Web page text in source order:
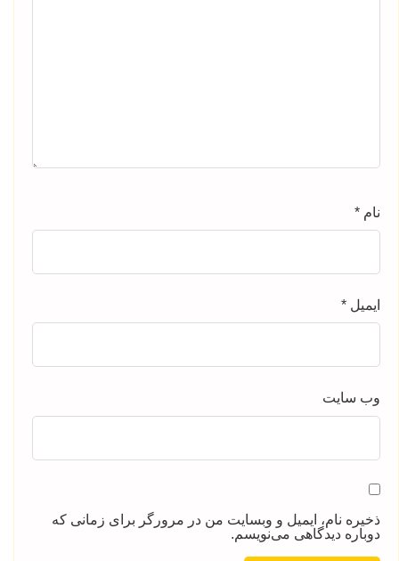
نام *
ایمیل *
وب‌ سایت
ذخیره نام، ایمیل و وبسایت من در مرورگر برای زمانی که
دوباره دیدگاهی می‌نویسم.